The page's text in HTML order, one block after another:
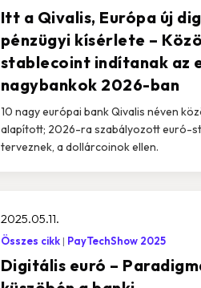
Itt a Qivalis, Európa új
pénzügyi kísérlete –
stablecoint indítanak az
nagybankok 2026-ban
10 nagy európai bank Qivalis néven
alapított; 2026-ra szabályozott euró-
terveznek, a dollárcoinok ellen.
Digitális euró –
2025.05.11.
Összes cikk PayTechShow 2025